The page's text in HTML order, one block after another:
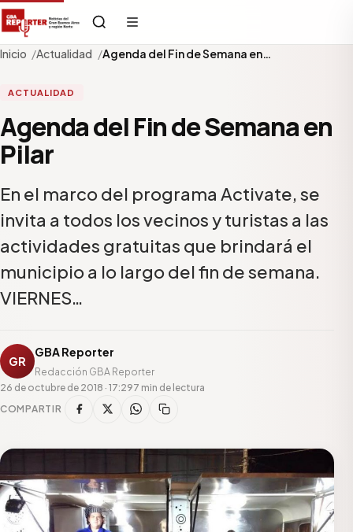
Inicio Actualidad Agenda del Fin de Semana en…
ACTUALIDAD
Agenda del Fin de Semana en
Pilar
En el marco del programa Activate, se
invita a todos los vecinos y turistas a las
actividades gratuitas que brindará el
municipio a lo largo del fin de semana.
VIERNES…
GR
GBA Reporter
Redacción GBA Reporter
26 de octubre de 2018 · 17:297 min de lectura
COMPARTIR